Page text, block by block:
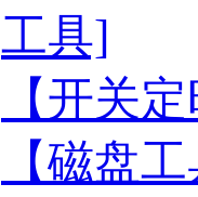
工具]
【开关定
【磁盘工